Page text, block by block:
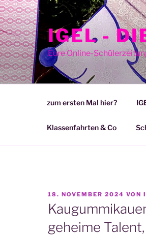
IGEL -
Eure Online-
zum ersten Mal hier?
Klassenfahrten & Co
VERÖFFENTLICHT
AM
18. NOVEMBER 2024 VON
geheime